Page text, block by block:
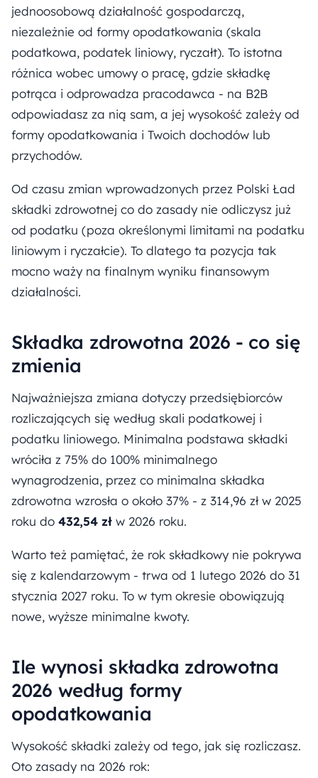
jednoosobową działalność gospodarczą,
niezależnie od formy opodatkowania (skala
podatkowa, podatek liniowy, ryczałt). To istotna
różnica wobec umowy o pracę, gdzie składkę
potrąca i odprowadza pracodawca - na B2B
odpowiadasz za nią sam, a jej wysokość zależy od
formy opodatkowania i Twoich dochodów lub
przychodów.
Od czasu zmian wprowadzonych przez Polski Ład
składki zdrowotnej co do zasady nie odliczysz już
od podatku (poza określonymi limitami na podatku
liniowym i ryczałcie). To dlatego ta pozycja tak
mocno waży na finalnym wyniku finansowym
działalności.
Składka zdrowotna 2026 - co się
zmienia
Najważniejsza zmiana dotyczy przedsiębiorców
rozliczających się według skali podatkowej i
podatku liniowego. Minimalna podstawa składki
wróciła z 75% do 100% minimalnego
wynagrodzenia, przez co minimalna składka
zdrowotna wzrosła o około 37% - z 314,96 zł w 2025
roku do 432,54 zł w 2026 roku.
Warto też pamiętać, że rok składkowy nie pokrywa
się z kalendarzowym - trwa od 1 lutego 2026 do 31
stycznia 2027 roku. To w tym okresie obowiązują
nowe, wyższe minimalne kwoty.
Ile wynosi składka zdrowotna
2026 według formy
opodatkowania
Wysokość składki zależy od tego, jak się rozliczasz.
Oto zasady na 2026 rok: